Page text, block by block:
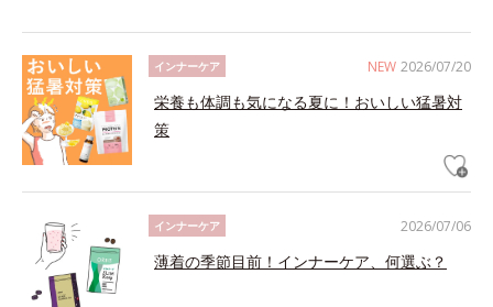
NEW 2026/07/20
インナーケア
栄養も体調も気になる夏に！おいしい猛暑対
策
2026/07/06
インナーケア
薄着の季節目前！インナーケア、何選ぶ？